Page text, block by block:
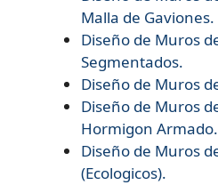
Malla de Gaviones.
Diseño de Muros
Segmentados.
Diseño de Muros
Diseño de Muros
Hormigon Armado.
Diseño de Muros
(Ecologicos).